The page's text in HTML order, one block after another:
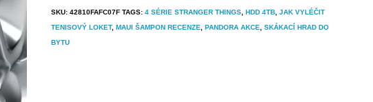
SKU: 42810FAFC07F TAGS: 4 SÉRIE STRANGER THINGS HDD 4TB JAK VYLÉČIT
TENISOVÝ LOKET, MAUI ŠAMPON RECENZE PANDORA AKCE
SKÁKACÍ HRAD DO
BYTU